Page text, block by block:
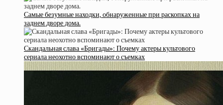
Самые безумные находки, обнаруженные при раскопках на
заднем дворе дома.
Скандальная слава «Бригады»: Почему актеры культового
сериала неохотно вспоминают о съемках